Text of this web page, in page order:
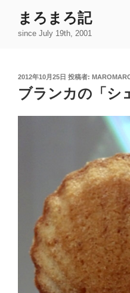
まろまろ記
since July 19th, 2001
投
日:
2012年10月25日 投稿者:
ブランカの「シ